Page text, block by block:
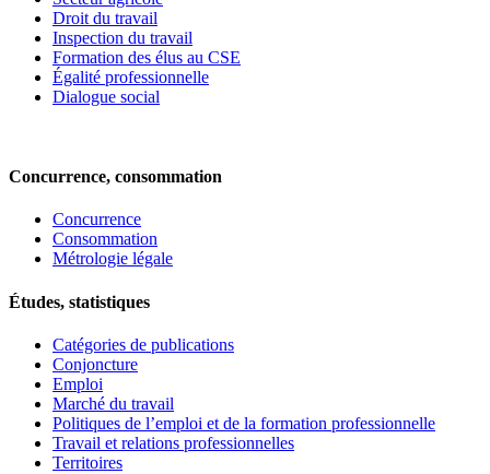
Droit du travail
Inspection du travail
Formation des élus au CSE
Égalité professionnelle
Dialogue social
Concurrence, consommation
Concurrence
Consommation
Métrologie légale
Études, statistiques
Catégories de publications
Conjoncture
Emploi
Marché du travail
Politiques de l’emploi et de la formation professionnelle
Travail et relations professionnelles
Territoires